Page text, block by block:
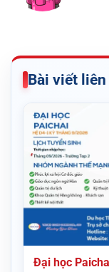
Bài viết liên
Đại học